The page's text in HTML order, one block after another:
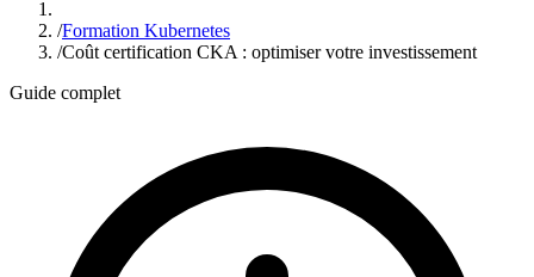
/Formation Kubernetes
/Coût certification CKA : optimiser votre investissement
Guide complet